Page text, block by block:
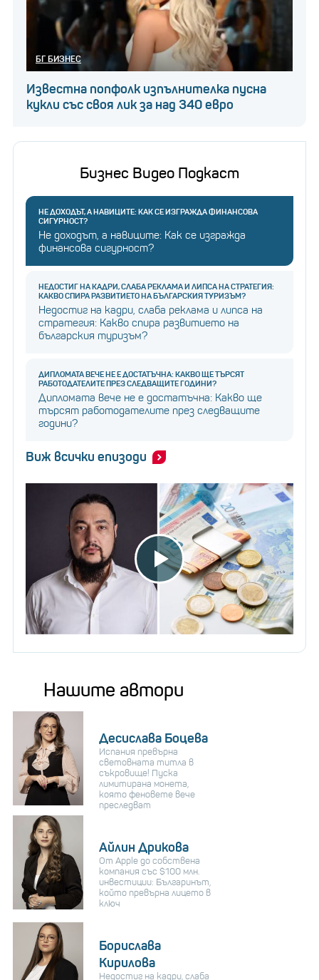
БГ БИЗНЕС
Известна попфолк изпълнителка пусна
кукли със своя лик за над 340 евро
Бизнес Видео Подкаст
НЕ ДОХОДЪТ, А НАВИЦИТЕ: КАК СЕ ИЗГРАЖДА ФИНАНСОВА
СИГУРНОСТ?
Не доходът, а навиците: Как се изгражда
финансова сигурност?
НЕДОСТИГ НА КАДРИ, СЛАБА РЕКЛАМА И ЛИПСА НА СТРАТЕГИЯ:
КАКВО СПИРА РАЗВИТИЕТО НА БЪЛГАРСКИЯ ТУРИЗЪМ?
Недостиг на кадри, слаба реклама и липса на
стратегия: Какво спира развитието на
българския туризъм?
ДИПЛОМАТА ВЕЧЕ НЕ Е ДОСТАТЪЧНА: КАКВО ЩЕ ТЪРСЯТ
РАБОТОДАТЕЛИТЕ ПРЕЗ СЛЕДВАЩИТЕ ГОДИНИ?
Дипломата вече не е достатъчна: Какво ще
търсят работодателите през следващите
години?
Виж всички епизоди
Нашите автори
Десислава Боцева
Испания превърна
световната титла в
съкровище! Пуска
лимитирана монета,
която феновете вече
преследват
Айлин Дрикова
От Apple до собствена
компания със $100 млн.
инвестиции: Българинът,
който превърна лицето в
ключ
Борислава
Кирилова
Недостиг на кадри, слаба